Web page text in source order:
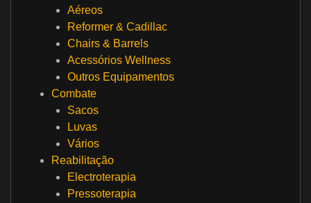
Aéreos
Reformer & Cadillac
Chairs & Barrels
Acessórios Wellness
Outros Equipamentos
Combate
Sacos
Luvas
Vários
Reabilitação
Electroterapia
Pressoterapia